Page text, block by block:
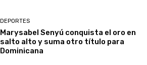
DEPORTES
Marysabel Senyú conquista el oro en
salto alto y suma otro título para
Dominicana